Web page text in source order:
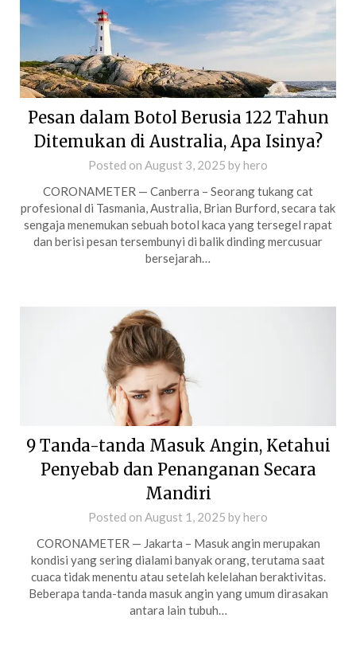
Pesan dalam Botol Berusia 122 Tahun
Ditemukan di Australia, Apa Isinya?
Posted on August 3, 2025 byhero
CORONAMETER — Canberra – Seorang tukang cat
profesional di Tasmania, Australia, Brian Burford, secara tak
sengaja menemukan sebuah botol kaca yang tersegel rapat
dan berisi pesan tersembunyi di balik dinding mercusuar
bersejarah…
9 Tanda-tanda Masuk Angin, Ketahui
Penyebab dan Penanganan Secara
Mandiri
Posted on August 1, 2025 byhero
CORONAMETER — Jakarta – Masuk angin merupakan
kondisi yang sering dialami banyak orang, terutama saat
cuaca tidak menentu atau setelah kelelahan beraktivitas.
Beberapa tanda-tanda masuk angin yang umum dirasakan
antara lain tubuh…